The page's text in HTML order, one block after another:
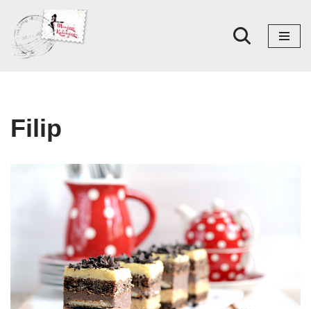
Skoči
na
Filip